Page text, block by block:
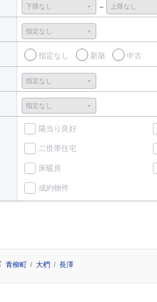
指定なし 新築 中古
陽当り良好
二世帯住宅
床暖房
成約物件
青柳町 大椚 長澤